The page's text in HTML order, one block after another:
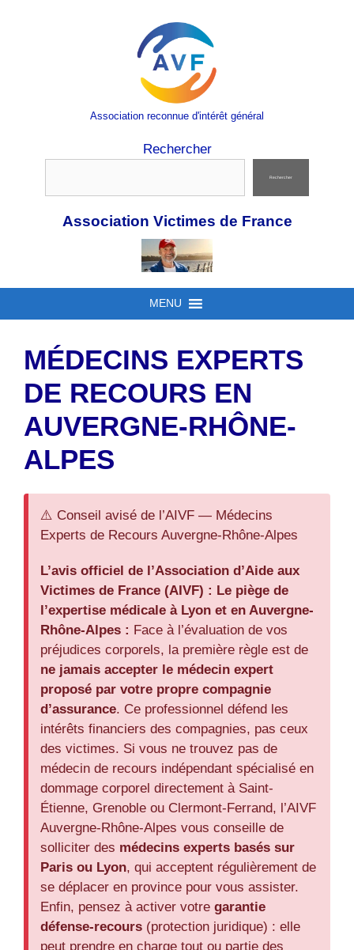
Association reconnue d'intérêt général
Rechercher
Rechercher
Association Victimes de France
MENU
MÉDECINS EXPERTS
DE RECOURS EN
AUVERGNE-RHÔNE-
ALPES
⚠️ Conseil avisé de l’AIVF — Médecins
Experts de Recours Auvergne-Rhône-Alpes
L’avis officiel de l’Association d’Aide aux
Victimes de France (AIVF) : Le piège de
l’expertise médicale à Lyon et en Auvergne-
Rhône-Alpes : Face à l’évaluation de vos
préjudices corporels, la première règle est de
ne jamais accepter le médecin expert
proposé par votre propre compagnie
d’assurance. Ce professionnel défend les
intérêts financiers des compagnies, pas ceux
des victimes. Si vous ne trouvez pas de
médecin de recours indépendant spécialisé en
dommage corporel directement à Saint-
Étienne, Grenoble ou Clermont-Ferrand, l’AIVF
Auvergne-Rhône-Alpes vous conseille de
solliciter des médecins experts basés sur
Paris ou Lyon, qui acceptent régulièrement de
se déplacer en province pour vous assister.
Enfin, pensez à activer votre garantie
défense-recours (protection juridique) : elle
peut prendre en charge tout ou partie des